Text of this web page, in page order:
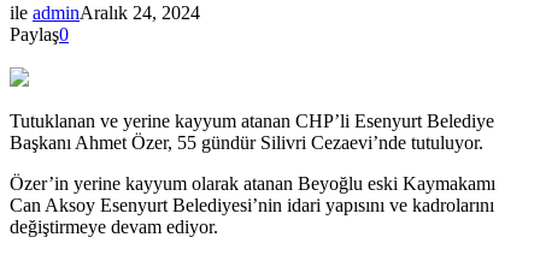
ile adminAralık 24, 2024
Paylaş0
Tutuklanan ve yerine kayyum atanan CHP’li Esenyurt Belediye
Başkanı Ahmet Özer, 55 gündür Silivri Cezaevi’nde tutuluyor.
Özer’in yerine kayyum olarak atanan Beyoğlu eski Kaymakamı
Can Aksoy Esenyurt Belediyesi’nin idari yapısını ve kadrolarını
değiştirmeye devam ediyor.